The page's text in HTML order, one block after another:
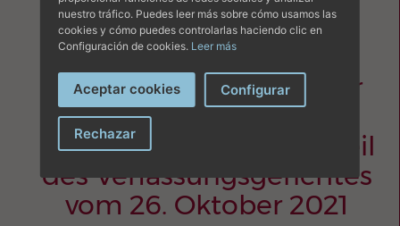
Alles zum Immobilienbesitz
Die Wertzuwachssteuer
(plus-valía) auf den
Balearen nach dem Urteil
des Verfassungsgerichtes
vom 26. Oktober 2021
nuestro tráfico. Puedes leer más sobre cómo usamos las
cookies y cómo puedes controlarlas haciendo clic en
Configuración de cookies. Leer más
Aceptar cookies Configurar
Rechazar